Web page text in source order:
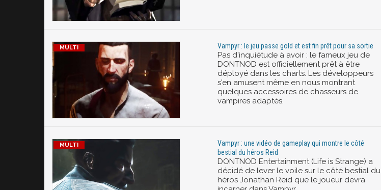
Vampyr : le jeu passe gold et est fin prêt pour sa sortie
Pas d'inquiétude à avoir : le fameux jeu de
DONTNOD est officiellement prêt à être
déployé dans les charts. Les développeurs
s'en amusent même en nous montrant
quelques accessoires de chasseurs de
vampires adaptés.
Vampyr : une vidéo de gameplay qui montre le côté
bestial du héros Reid
DONTNOD Entertainment (Life is Strange) a
décidé de lever le voile sur le côté bestial du
héros Jonathan Reid que le joueur devra